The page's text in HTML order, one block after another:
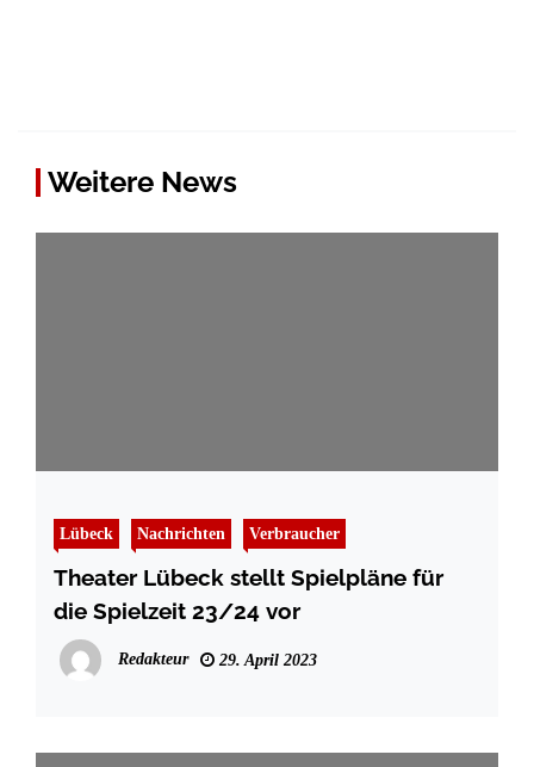
Weitere News
Lübeck Nachrichten Verbraucher
Theater Lübeck stellt Spielpläne für
die Spielzeit 23/24 vor
Redakteur 29. April 2023